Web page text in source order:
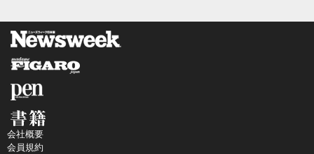
会社概要
会員規約